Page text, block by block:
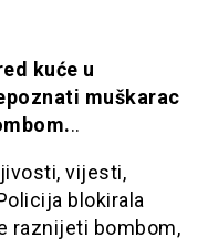
kuće u
muškarac
..
vijesti,
blokirala
raznijeti bombom,